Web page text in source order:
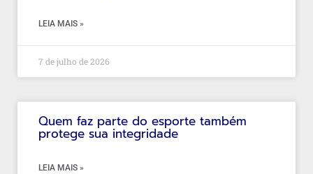
LEIA MAIS »
7 de julho de 2026
Quem faz parte do esporte também
protege sua integridade
LEIA MAIS »